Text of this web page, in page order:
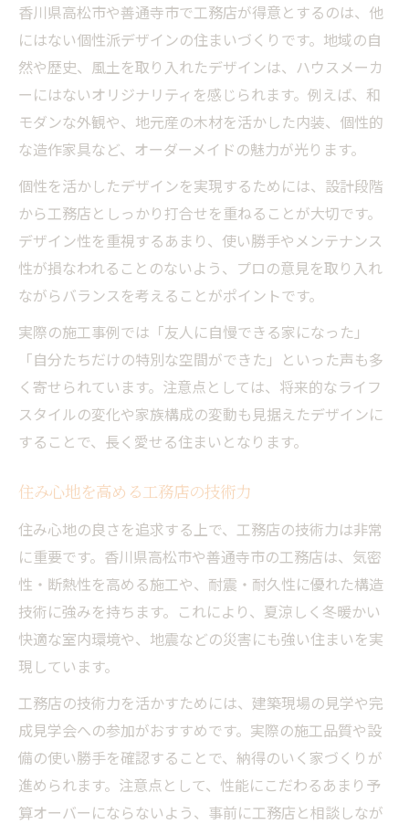
香川県高松市や善通寺市で工務店が得意とするのは、他
にはない個性派デザインの住まいづくりです。地域の自
然や歴史、風土を取り入れたデザインは、ハウスメーカ
ーにはないオリジナリティを感じられます。例えば、和
モダンな外観や、地元産の木材を活かした内装、個性的
な造作家具など、オーダーメイドの魅力が光ります。
個性を活かしたデザインを実現するためには、設計段階
から工務店としっかり打合せを重ねることが大切です。
デザイン性を重視するあまり、使い勝手やメンテナンス
性が損なわれることのないよう、プロの意見を取り入れ
ながらバランスを考えることがポイントです。
実際の施工事例では「友人に自慢できる家になった」
「自分たちだけの特別な空間ができた」といった声も多
く寄せられています。注意点としては、将来的なライフ
スタイルの変化や家族構成の変動も見据えたデザインに
することで、長く愛せる住まいとなります。
住み心地を高める工務店の技術力
住み心地の良さを追求する上で、工務店の技術力は非常
に重要です。香川県高松市や善通寺市の工務店は、気密
性・断熱性を高める施工や、耐震・耐久性に優れた構造
技術に強みを持ちます。これにより、夏涼しく冬暖かい
快適な室内環境や、地震などの災害にも強い住まいを実
現しています。
工務店の技術力を活かすためには、建築現場の見学や完
成見学会への参加がおすすめです。実際の施工品質や設
備の使い勝手を確認することで、納得のいく家づくりが
進められます。注意点として、性能にこだわるあまり予
算オーバーにならないよう、事前に工務店と相談しなが